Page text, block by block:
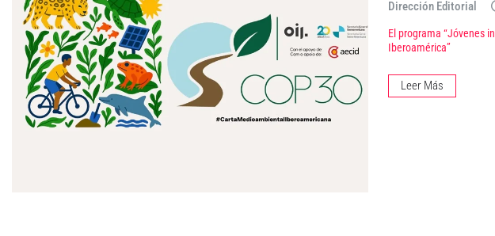
Dirección Editorial
El programa “Jóvenes
Iberoamérica”
Leer Más